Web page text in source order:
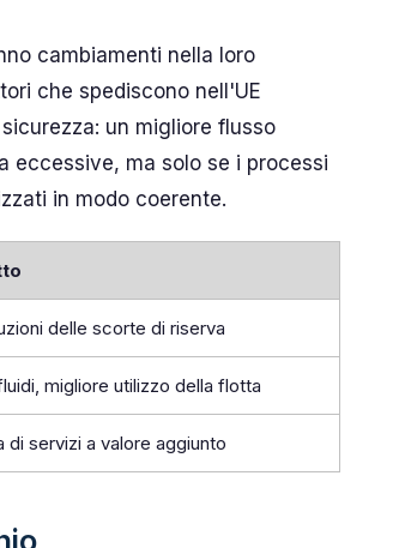
cambiamenti nella loro
che spediscono nell'UE
un migliore flusso
eccessive, ma solo se i processi
in modo coerente.
delle scorte di riserva
migliore utilizzo della flotta
servizi a valore aggiunto